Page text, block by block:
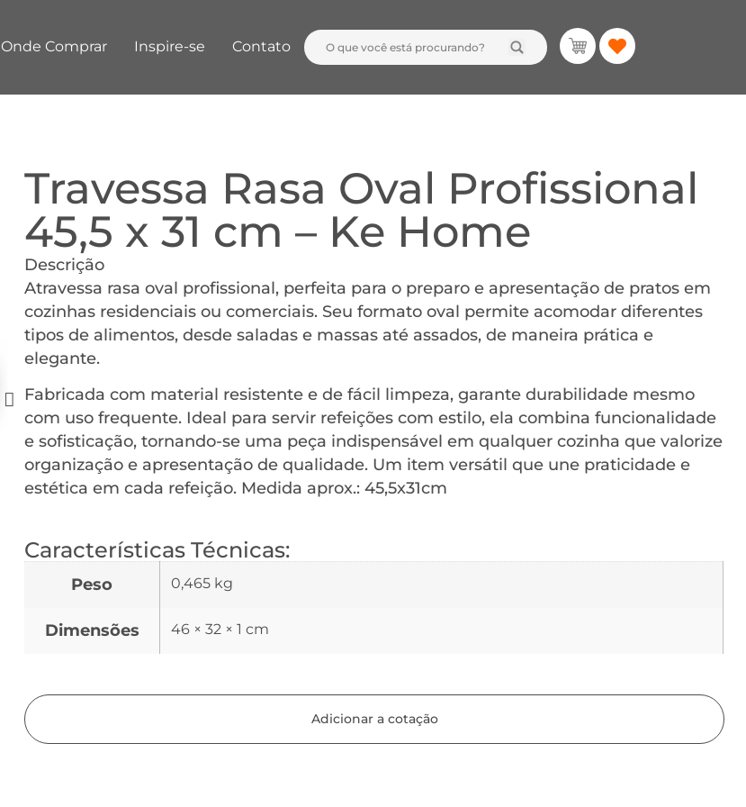
Onde Comprar Inspire-se Contato
Travessa Rasa Oval Profissional
45,5 x 31 cm – Ke Home
Descrição
Atravessa rasa oval profissional, perfeita para o preparo e apresentação de pratos em
cozinhas residenciais ou comerciais. Seu formato oval permite acomodar diferentes
tipos de alimentos, desde saladas e massas até assados, de maneira prática e
elegante.
Fabricada com material resistente e de fácil limpeza, garante durabilidade mesmo
com uso frequente. Ideal para servir refeições com estilo, ela combina funcionalidade
e sofisticação, tornando-se uma peça indispensável em qualquer cozinha que valorize
organização e apresentação de qualidade. Um item versátil que une praticidade e
estética em cada refeição. Medida aprox.: 45,5x31cm
Características Técnicas:
Peso 0,465 kg
Dimensões 46 × 32 × 1 cm
Adicionar a cotação